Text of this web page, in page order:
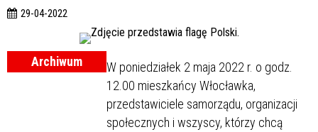
29-04-2022
Archiwum
W poniedziałek 2 maja 2022 r. o godz.
12.00 mieszkańcy Włocławka,
przedstawiciele samorządu, organizacji
społecznych i wszyscy, którzy chcą